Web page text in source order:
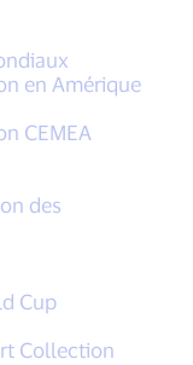
en Amérique
CEMEA
des
Cup
Collection